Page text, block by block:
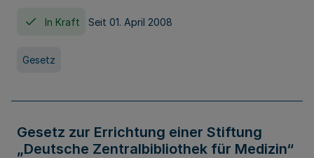
In Kraft Seit 01. April 2008
Gesetz
Gesetz zur Errichtung einer Stiftung
„Deutsche Zentralbibliothek für Medizin“